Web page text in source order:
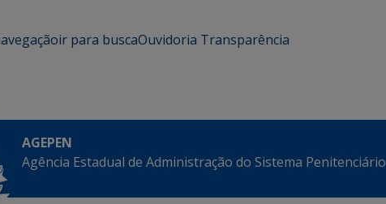
ir para buscaOuvidoria Transparência
AGEPEN
Agência Estadual de Administração do Sistema Penitenciário